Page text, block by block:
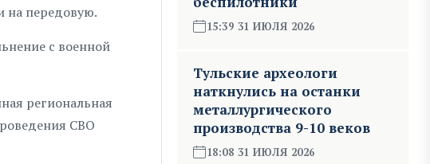
на передовую.
с военной
региональная
СВО
15:39 31 ИЮЛЯ 2026
Тульские археологи
наткнулись на останки
металлургического
производства 9-10 веков
18:08 31 ИЮЛЯ 2026